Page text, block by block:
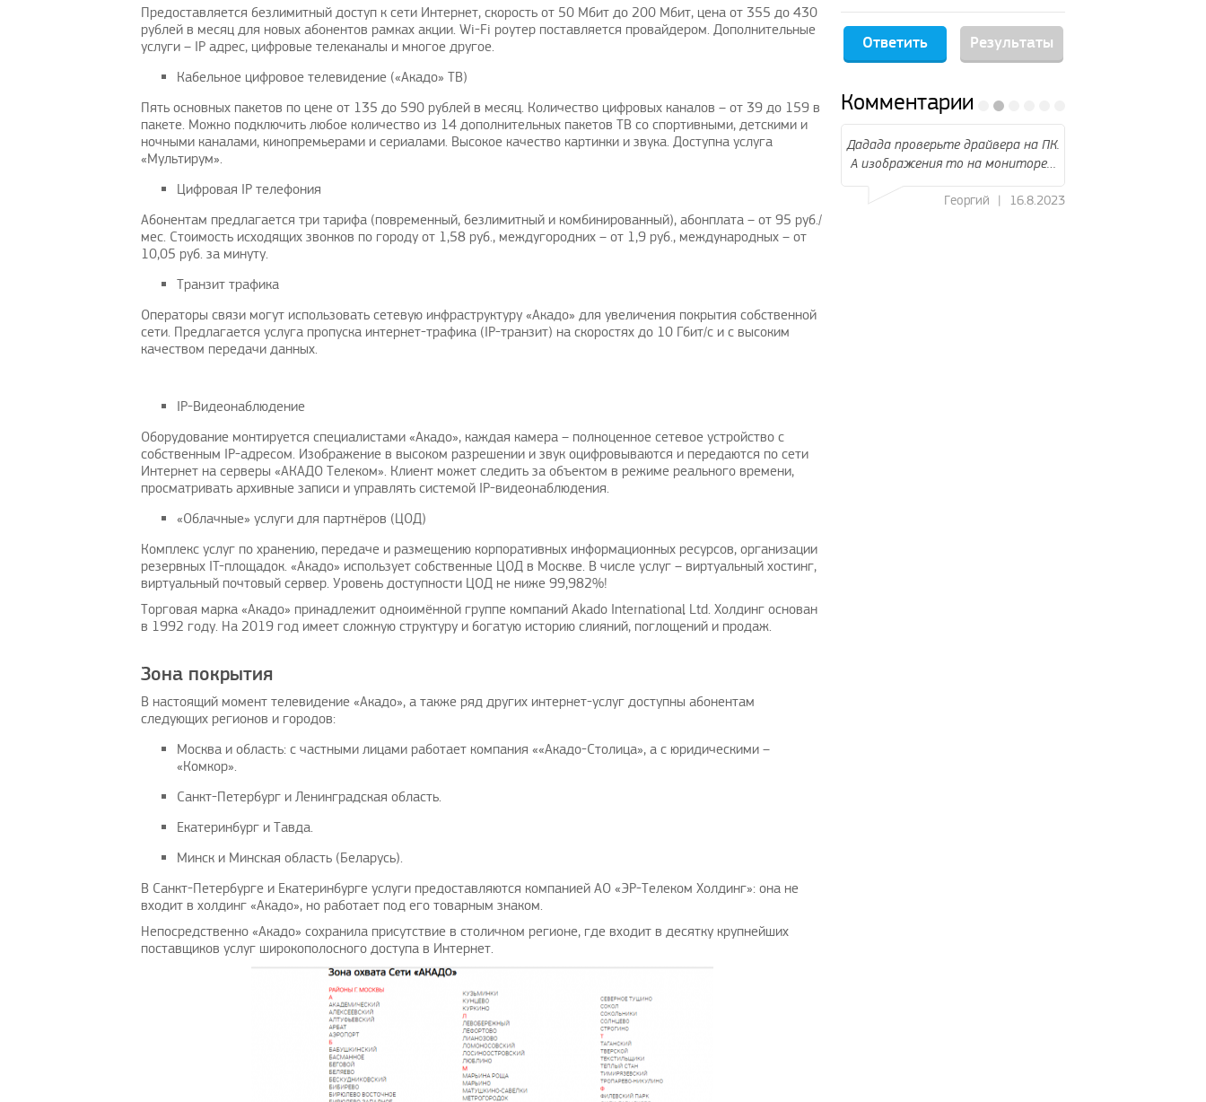
Результаты
Комментарии
Интересный пост
Danielknity
Рады предложить вашему
AmigoPay.ru | 10.3.2021
Поздравляю, отличная идея и
Дадада проверьте драйвера на ПК.
А изображения то на мониторе…
Георгий | 16.8.2023
Предоставляется безлимитный доступ к сети Интернет, скорость от 50 Мбит до 200 Мбит, цена от 355 до 430
рублей в месяц для новых абонентов рамках акции. Wi-Fi роутер поставляется провайдером. Дополнительные
услуги – IP адрес, цифровые телеканалы и многое другое.
Кабельное цифровое телевидение («Акадо» ТВ)
Пять основных пакетов по цене от 135 до 590 рублей в месяц. Количество цифровых каналов – от 39 до 159 в
пакете. Можно подключить любое количество из 14 дополнительных пакетов ТВ со спортивными, детскими и
ночными каналами, кинопремьерами и сериалами. Высокое качество картинки и звука. Доступна услуга
«Мультирум».
Цифровая IP телефония
Абонентам предлагается три тарифа (повременный, безлимитный и комбинированный), абонплата – от 95 руб./
мес. Стоимость исходящих звонков по городу от 1,58 руб., междугородних – от 1,9 руб., международных – от
10,05 руб. за минуту.
Транзит трафика
Операторы связи могут использовать сетевую инфраструктуру «Акадо» для увеличения покрытия собственной
сети. Предлагается услуга пропуска интернет-трафика (IP-транзит) на скоростях до 10 Гбит/с и с высоким
качеством передачи данных.
IP-Видеонаблюдение
Оборудование монтируется специалистами «Акадо», каждая камера – полноценное сетевое устройство с
собственным IP-адресом. Изображение в высоком разрешении и звук оцифровываются и передаются по сети
Интернет на серверы «АКАДО Телеком». Клиент может следить за объектом в режиме реального времени,
просматривать архивные записи и управлять системой IP-видеонаблюдения.
«Облачные» услуги для партнёров (ЦОД)
Комплекс услуг по хранению, передаче и размещению корпоративных информационных ресурсов, организации
резервных IT-площадок. «Акадо» использует собственные ЦОД в Москве. В числе услуг – виртуальный хостинг,
виртуальный почтовый сервер. Уровень доступности ЦОД не ниже 99,982%!
Торговая марка «Акадо» принадлежит одноимённой группе компаний Akado International Ltd. Холдинг основан
в 1992 году. На 2019 год имеет сложную структуру и богатую историю слияний, поглощений и продаж.
Зона покрытия
В настоящий момент телевидение «Акадо», а также ряд других интернет-услуг доступны абонентам
следующих регионов и городов:
Москва и область: с частными лицами работает компания ««Акадо-Столица», а с юридическими –
«Комкор».
Санкт-Петербург и Ленинградская область.
Екатеринбург и Тавда.
Минск и Минская область (Беларусь).
В Санкт-Петербурге и Екатеринбурге услуги предоставляются компанией АО «ЭР-Телеком Холдинг»: она не
входит в холдинг «Акадо», но работает под его товарным знаком.
Непосредственно «Акадо» сохранила присутствие в столичном регионе, где входит в десятку крупнейших
поставщиков услуг широкополосного доступа в Интернет.